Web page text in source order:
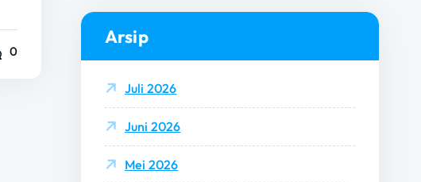
0
Arsip
Juli 2026
Juni 2026
Mei 2026